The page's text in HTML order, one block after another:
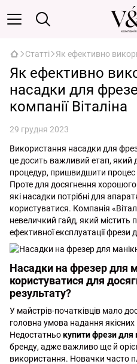
Статті Як ефективно
Як ефективно
насадки для
компанії Віталіна
29 грудня 2023
Використання насадки для
це досить важливий етап, який
процедур, пришвидшити
Проте для досягнення хорошого
які насадки потрібні для
користуватися. Компанія
невеличкий гайд, який містить
ефективної експлуатації
Насадки на фрезер для
користуватися для
результату?
У майстрів-початківців мало
головна умова надання
Недостатньокупити фрези для
бренду, адже важливо ще й
використання. Новачки часто